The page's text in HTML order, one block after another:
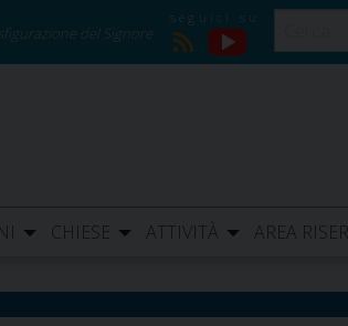
del Signore
RSS
YouTube
CHIESE ATTIVITÀ AREA